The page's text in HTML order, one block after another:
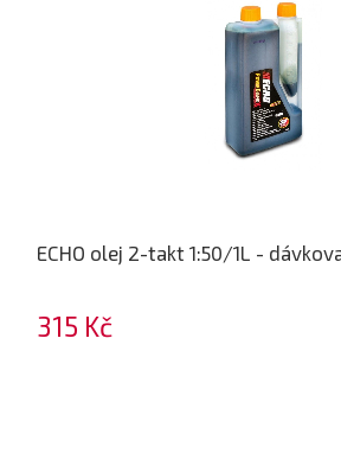
ECHO olej 2-takt 1:50/1L -
315 Kč